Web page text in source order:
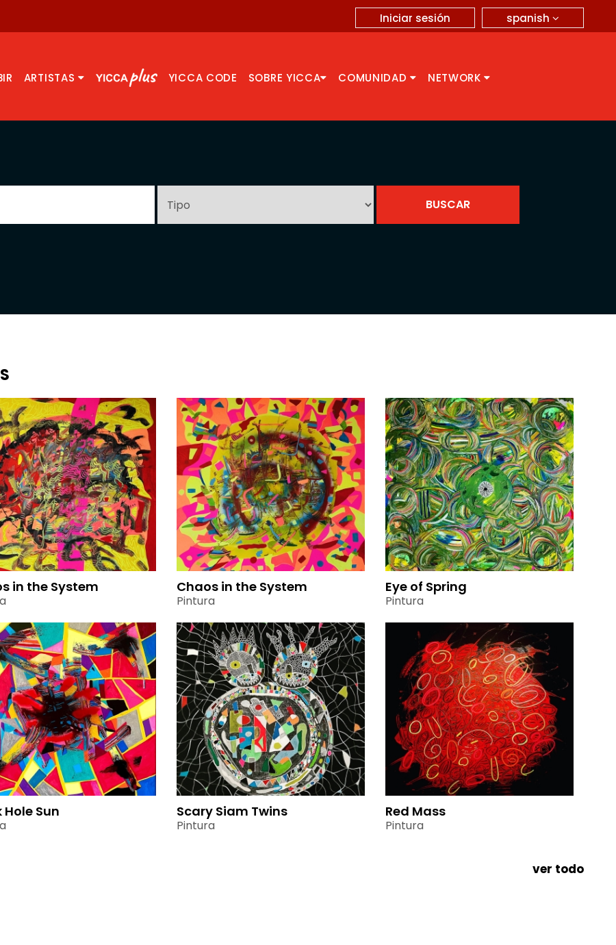
spanish
Iniciar sesión
ARTISTAS YICCA CODE SOBRE YICCA COMUNIDAD NETWORK
in the System Chaos in the System
Pintura
Eye of Spring
Pintura
Hole Sun Scary Siam Twins
Pintura
Red Mass
Pintura
ver todo